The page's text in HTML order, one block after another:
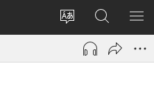
Oldal
nyelvének
megváltoztatása
Bejelentkezés
(opens
window)
Keresés
a jw.org
honlapon